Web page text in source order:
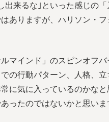
来るな｣といった感じの
ありますが、ハリソン・
マインド」のスピンオフ
の行動パターン、人格、
に気に入っているのかな
ったのではないかと思いま